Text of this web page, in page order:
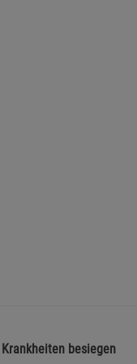
besiegen